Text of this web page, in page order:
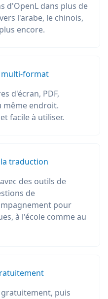
d'OpenL dans plus de
l'arabe, le chinois,
encore.
format
d'écran, PDF,
même endroit.
facile à utiliser.
traduction
des outils de
de
pour
à l'école comme au
gratuitement, puis